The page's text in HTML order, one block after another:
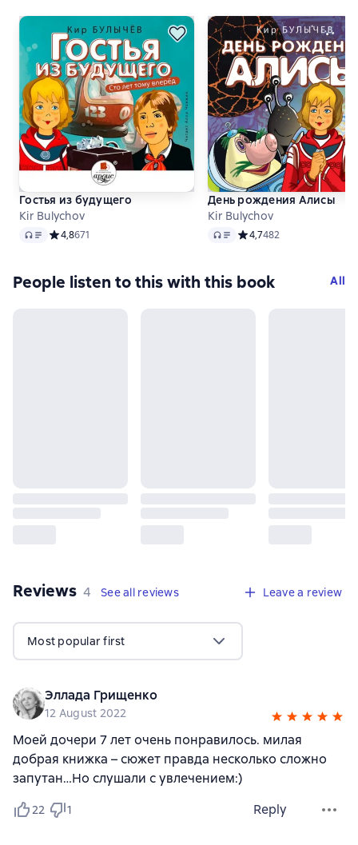
Гостья из будущего
Kir Bulychov
Audio Средний рейтинг 4,8 на основе 671 оценок
4,8671
День рождения Алисы
Kir Bulychov
Audio Средний рейтинг 4,7 на
4,7482
People listen to this with this book All
Reviews 4 reviews
4 See all reviews Leave a review
Most popular first
Эллада Грищенко
12 August 2022
Моей дочери 7 лет очень понравилось. милая
добрая книжка – сюжет правда несколько сложно
запутан…Но слушали с увлечением:)
22 1 Reply